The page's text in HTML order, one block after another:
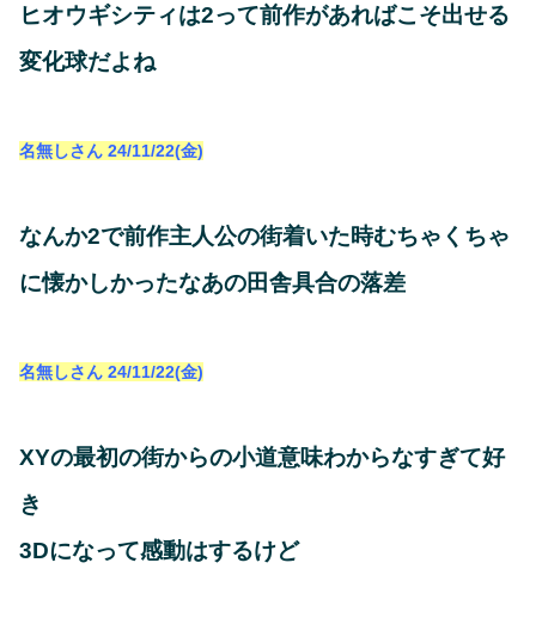
ヒオウギシティは2って前作があればこそ出せる
変化球だよね
名無しさん 24/11/22(金)
なんか2で前作主人公の街着いた時むちゃくちゃ
に懐かしかったなあの田舎具合の落差
名無しさん 24/11/22(金)
XYの最初の街からの小道意味わからなすぎて好
き
3Dになって感動はするけど